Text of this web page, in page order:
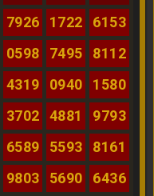
7926 1722
6153
0598 7495
8112
4319 0940
1580
3702 4881
9793
6589 5593
8161
9803 5690
6436